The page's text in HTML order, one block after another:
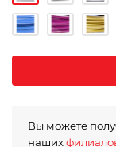
Вы можете
наших